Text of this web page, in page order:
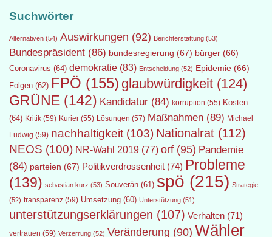
Suchwörter
Alternativen (54) Auswirkungen (92) Berichterstattung (53)
Bundespräsident (86) bundesregierung (67) bürger (66)
Coronavirus (64) demokratie (83) Entscheidung (52) Epidemie (66)
Folgen (62) FPÖ (155) glaubwürdigkeit (124)
GRÜNE (142) Kandidatur (84) korruption (55) Kosten
(64) Kritik (59) Kurier (55) Lösungen (57) Maßnahmen (89) Michael
Ludwig (59) nachhaltigkeit (103) Nationalrat (112)
NEOS (100) NR-Wahl 2019 (77) orf (95) Pandemie
(84) parteien (67) Politikverdrossenheit (74) Probleme
(139) sebastian kurz (53) Souverän (61) spö (215) Strategie
(52) transparenz (59) Umsetzung (60) Unterstützung (51)
unterstützungserklärungen (107) Verhalten (71)
vertrauen (59) Verzerrung (52) Veränderung (90) Wähler